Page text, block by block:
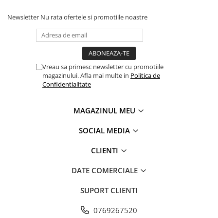
Newsletter Nu rata ofertele si promotiile noastre
Vreau sa primesc newsletter cu promotiile
magazinului. Afla mai multe in Politica de
Confidentialitate
MAGAZINUL MEU
SOCIAL MEDIA
CLIENTI
DATE COMERCIALE
SUPORT CLIENTI
0769267520